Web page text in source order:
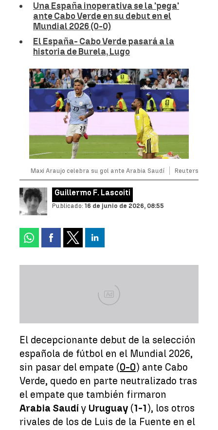
Una España inoperativa se la 'pega'
ante Cabo Verde en su debut en el
Mundial 2026 (0-0)
El España- Cabo Verde pasará a la
historia de Burela, Lugo
Maxi Araujo celebra su gol ante Arabia Saudí Reuters
Guillermo F. Lascoiti
Publicado: 16 de junio de 2026, 08:55
Ad
El decepcionante debut de la selección
española de fútbol en el Mundial 2026,
sin pasar del empate (0-0) ante Cabo
Verde, quedo en parte neutralizado tras
el empate que también firmaron
Arabia Saudí y Uruguay (1-1), los otros
rivales de los de Luis de la Fuente en el